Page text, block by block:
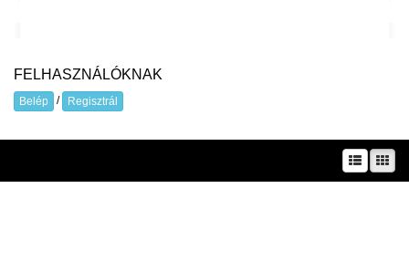
FELHASZNÁLÓKNAK
Belép / Regisztrál